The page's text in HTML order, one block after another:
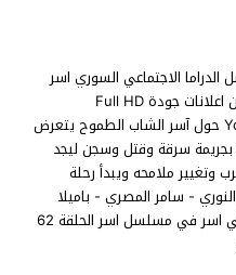
كاملة مسلسل الدراما الاجتماعي السوري اسر
الحلقة 62 الثانية والستون شاهد بدون اعلانات جودة Full HD
YouTube Online 1080p 720p 480p حول آسر الشاب الطموح يتعرض
بجريمة سرقة وقتل وسجن ليجد
ملامحه ويبدأ رحلة
- سامر المصري - باميلا
الكيك - خالد الكيش - نادين خوري في اسر في مسلسل اسر الحلقة 62